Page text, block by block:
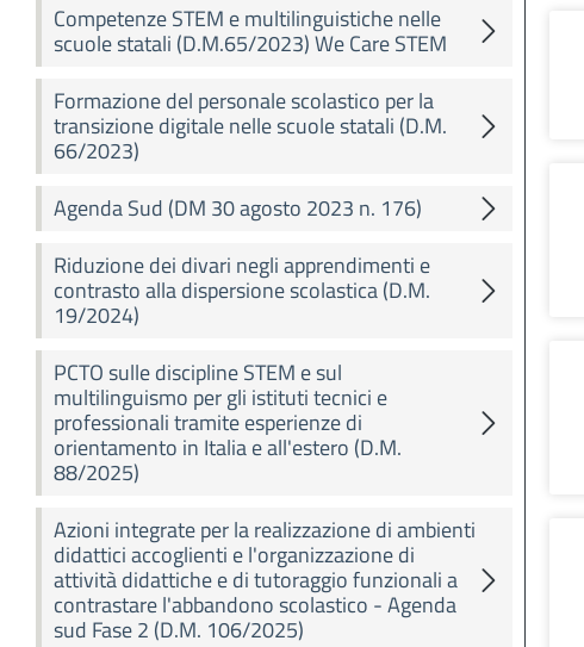
Competenze STEM e multilinguistiche nelle
scuole statali (D.M.65/2023) We Care STEM
Formazione del personale scolastico per la
transizione digitale nelle scuole statali (D.M.
66/2023)
Agenda Sud (DM 30 agosto 2023 n. 176)
Riduzione dei divari negli apprendimenti e
contrasto alla dispersione scolastica (D.M.
19/2024)
PCTO sulle discipline STEM e sul
multilinguismo per gli istituti tecnici e
professionali tramite esperienze di
orientamento in Italia e all'estero (D.M.
88/2025)
Azioni integrate per la realizzazione di ambienti
didattici accoglienti e l'organizzazione di
attività didattiche e di tutoraggio funzionali a
contrastare l'abbandono scolastico - Agenda
sud Fase 2 (D.M. 106/2025)